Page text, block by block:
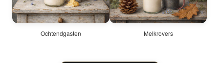
Ochtendgasten Melkrovers